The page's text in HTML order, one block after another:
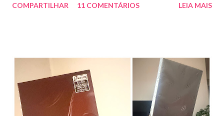
uma consulta com o dermatologista) O Ilosone é um antibiótico
aplico sobre a acne ( geralmente uso a noite). Informação do
produto: ILOSONE TÓPICO SOLUÇÃO (eritromicina) é um
antibiótico de amplo espectro produzido por uma cepa de
Streptomyces erythraeus. É básico e forma rapidamente sais
COMPARTILHAR 11 COMENTÁRIOS LEIA MAIS